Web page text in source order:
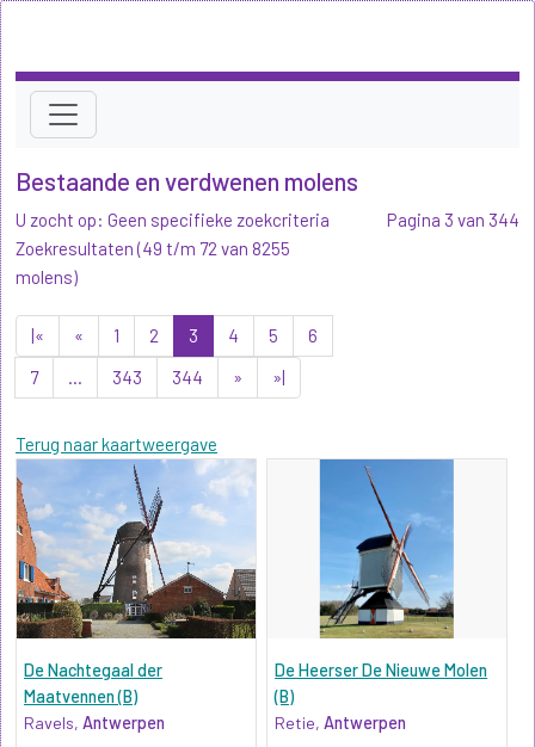
Bestaande en verdwenen molens
U zocht op: Geen specifieke zoekcriteria
Zoekresultaten (49 t/m 72 van 8255
molens)
|« « 1 2 3 4 5
6
7
... 343 344 » »|
Terug naar kaartweergave
Pagina 3 van 344
De Nachtegaal der
Maatvennen (B)
Ravels, Antwerpen
De Heerser De Nieuwe Molen
(B)
Retie,Antwerpen